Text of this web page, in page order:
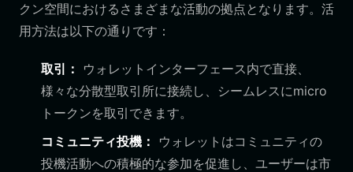
クン空間におけるさまざまな活動の拠点となります。活
用方法は以下の通りです：
取引：
ウォレットインターフェース内で直接、
様々な分散型取引所に接続し、シームレスにmicro
トークンを取引できます。
コミュニティ投機：
ウォレットはコミュニティの
投機活動への積極的な参加を促進し、ユーザーは市